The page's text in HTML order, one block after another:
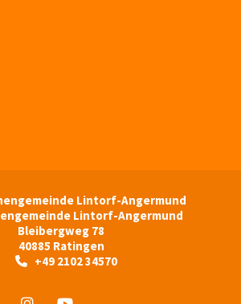
Lintorf-Angermund
Lintorf-Angermund
Bleibergweg 78
40885 Ratingen
+49 2102 34570